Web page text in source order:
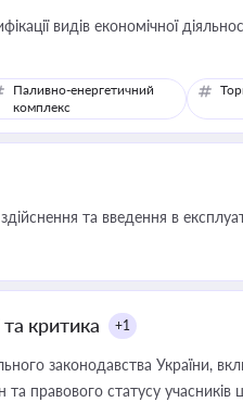
видів економічної
Паливно-енергетичний
комплекс
та введення в
критика +1
законодавства України,
правового статусу учасників